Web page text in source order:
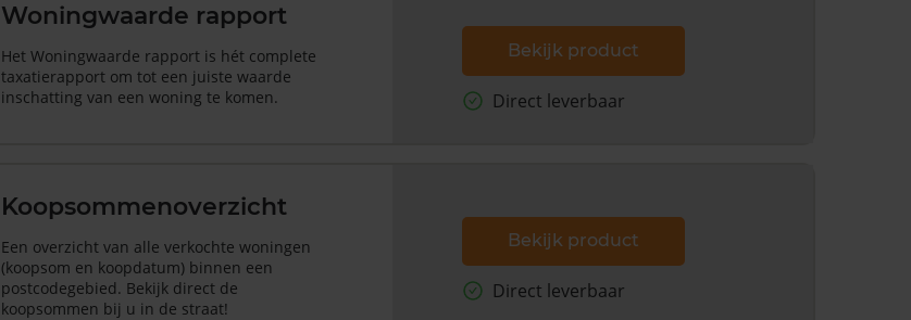
Woningwaarde rapport
Het Woningwaarde rapport is hét complete
taxatierapport om tot een juiste waarde
inschatting van een woning te komen.
Bekijk product
Direct leverbaar
Koopsommenoverzicht
Een overzicht van alle verkochte woningen
(koopsom en koopdatum) binnen een
postcodegebied. Bekijk direct de
koopsommen bij u in de straat!
Bekijk product
Direct leverbaar